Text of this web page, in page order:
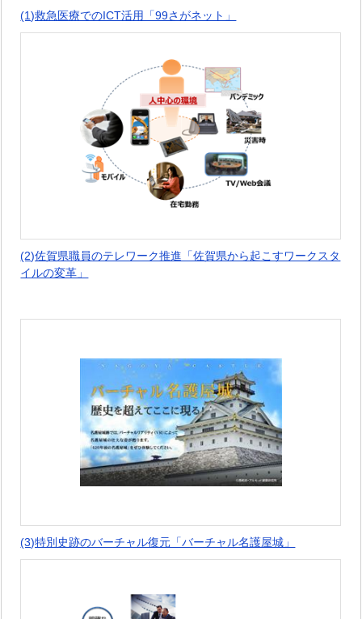
(1)救急医療でのICT活用「99さがネット」
(2)佐賀県職員のテレワーク推進「佐賀県から起こすワークスタ
イルの変革」
(3)特別史跡のバーチャル復元「バーチャル名護屋城」